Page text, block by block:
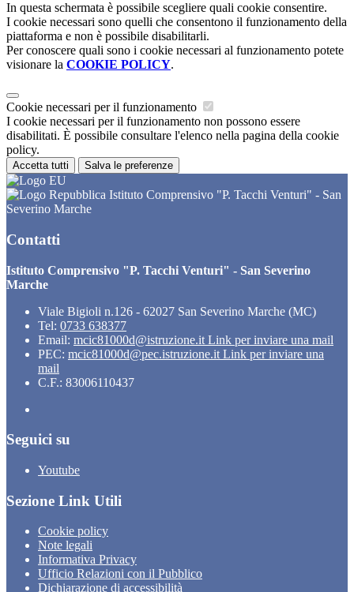
In questa schermata è possibile scegliere quali cookie consentire.
I cookie necessari sono quelli che consentono il funzionamento della
piattaforma e non è possibile disabilitarli.
Per conoscere quali sono i cookie necessari al funzionamento potete
visionare la COOKIE POLICY.
Cookie necessari per il funzionamento
I cookie necessari per il funzionamento non possono essere
disabilitati. È possibile consultare l'elenco nella pagina della cookie
policy.
Accetta tutti Salva le preferenze
Istituto Comprensivo "P. Tacchi Venturi" - San
Severino Marche
Contatti
Istituto Comprensivo "P. Tacchi Venturi" - San Severino
Marche
Viale Bigioli n.126 - 62027 San Severino Marche (MC)
Tel: 0733 638377
Email: mcic81000d@istruzione.it Link per inviare una mail
PEC: mcic81000d@pec.istruzione.it Link per inviare una
mail
C.F.: 83006110437
Seguici su
Youtube
Sezione Link Utili
Cookie policy
Note legali
Informativa Privacy
Ufficio Relazioni con il Pubblico
Dichiarazione di accessibilità